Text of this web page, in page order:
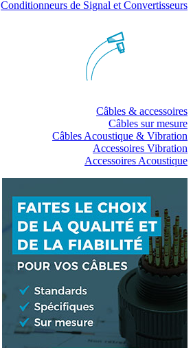
Conditionneurs de Signal et Convertisseurs
Câbles & accessoires
Câbles sur mesure
Câbles Acoustique & Vibration
Accessoires Vibration
Accessoires Acoustique